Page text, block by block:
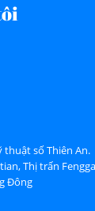
thuật số Thiên An.
Thị trấn
Đông